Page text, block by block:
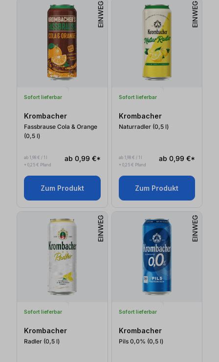
EINWEG
Sofort lieferbar
Krombacher
Fassbrause Cola & Orange
(0,5 l)
ab 1,98 € / 1 l
+ 0,25 € Pfand
ab 0,99 €*
Zum Produkt
EINWEG
Sofort lieferbar
Krombacher
Naturradler (0,5 l)
ab 1,98 € / 1 l
+ 0,25 € Pfand
ab 0,99 €*
Zum Produkt
EINWEG
Sofort lieferbar
Krombacher
Radler (0,5 l)
EINWEG
Sofort lieferbar
Krombacher
Pils 0,0% (0,5 l)